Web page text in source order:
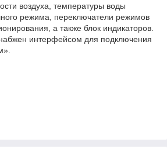
воздуха, температуры воды
режима, переключатели режимов
а также блок индикаторов.
интерфейсом для подключения